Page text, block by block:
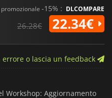
-15% : DLCOMPARE
26.28€ 22.34€
errore o lascia un feedback
Workshop: Aggiornamento